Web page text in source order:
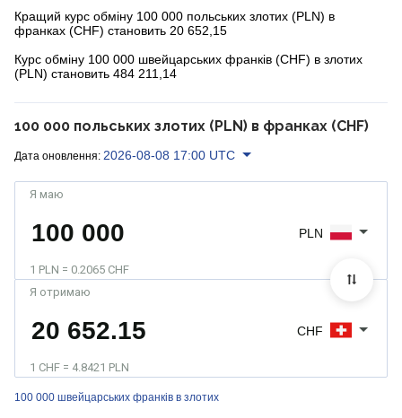
Кращий курс обміну 100 000 польських злотих (PLN) в
франках (CHF) становить 20 652,15
Курс обміну 100 000 швейцарських франків (CHF) в злотих
(PLN) становить 484 211,14
100 000 польських злотих (PLN) в франках (CHF)
Дата оновлення: 2026-08-08 17:00 UTC
100 000 швейцарських франків в злотих
Я маю
1 PLN = 0.2065 CHF
PLN
Я отримаю
1 CHF = 4.8421 PLN
CHF